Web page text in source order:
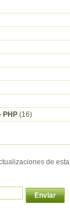
PHP(16)
de esta